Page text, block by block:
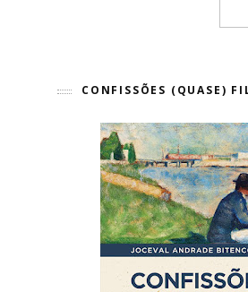
CONFISSÕES (QUASE)